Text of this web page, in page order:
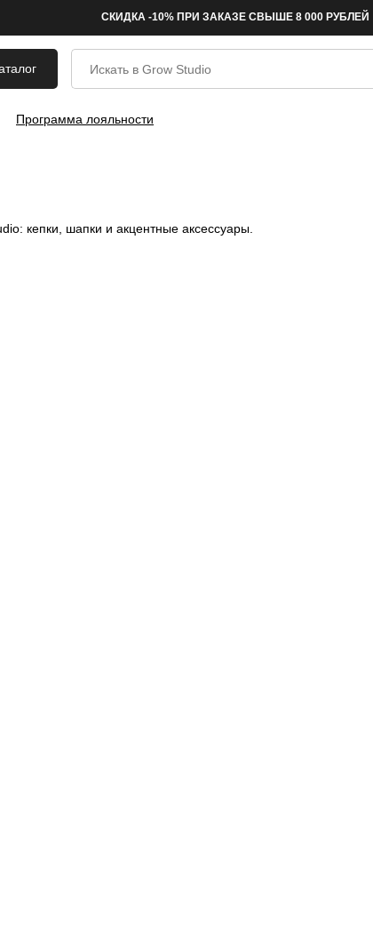
СКИДКА -10% ПРИ ЗАКАЗЕ СВЫШЕ 8 000 РУБЛЕЙ
Программа лояльности
кепки, шапки и акцентные аксессуары.